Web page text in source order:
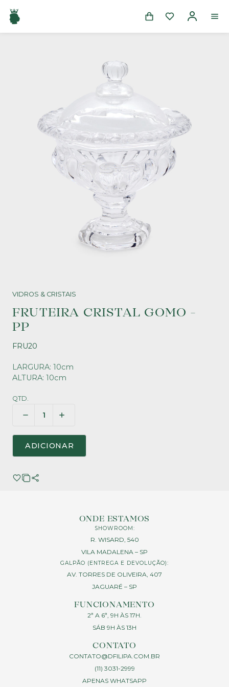
VIDROS & CRISTAIS
FRUTEIRA CRISTAL GOMO -
PP
FRU20
LARGURA: 10cm
ALTURA: 10cm
QTD.
ADICIONAR
ONDE ESTAMOS
SHOWROOM:
R. WISARD, 540
VILA MADALENA – SP
GALPÃO (ENTREGA E DEVOLUÇÃO):
AV. TORRES DE OLIVEIRA, 407
JAGUARÉ – SP
FUNCIONAMENTO
2ª A 6ª, 9H ÀS 17H.
SÁB 9H ÀS 13H
CONTATO
CONTATO@DFILIPA.COM.BR
(11) 3031-2999
APENAS WHATSAPP